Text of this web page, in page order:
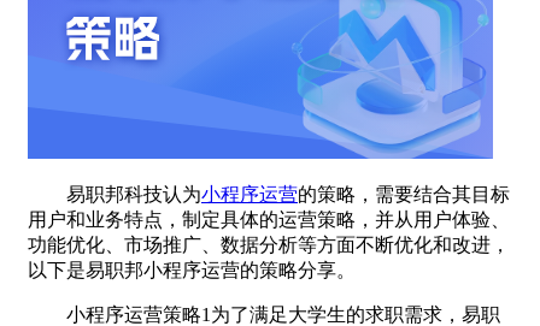
易职邦科技认为小程序运营的策略，需要结合其目标
用户和业务特点，制定具体的运营策略，并从用户体验、
功能优化、市场推广、数据分析等方面不断优化和改进，
以下是易职邦小程序运营的策略分享。
小程序运营策略1为了满足大学生的求职需求，易职